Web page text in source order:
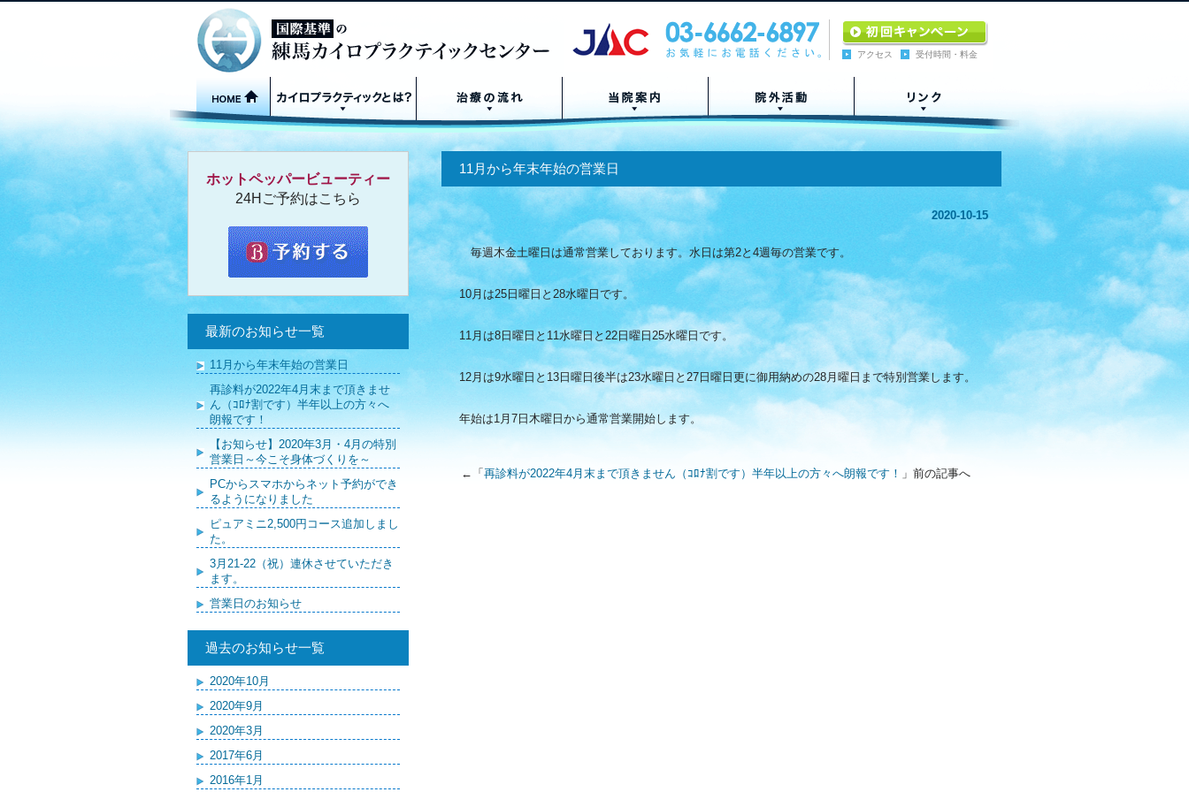
アクセス 受付時間・料金
11月から年末年始の営業日
2020-10-15
毎週木金土曜日は通常営業しております。水日は第2と4週毎の営業です。
10月は25日曜日と28水曜日です。
11月は8日曜日と11水曜日と22日曜日25水曜日です。
12月は9水曜日と13日曜日後半は23水曜日と27日曜日更に御用納めの28月曜日まで特別営業します。
年始は1月7日木曜日から通常営業開始します。
←「 再診料が2022年4月末まで頂きません（ｺﾛﾅ割です）半年以上の方々へ朗報です！ 」前の記事へ
ホットペッパービューティー
24Hご予約はこちら
最新のお知らせ一覧
11月から年末年始の営業日
再診料が2022年4月末まで頂きませ
ん（ｺﾛﾅ割です）半年以上の方々へ
朗報です！
【お知らせ】2020年3月・4月の特別
営業日～今こそ身体づくりを～
PCからスマホからネット予約ができ
るようになりました
ピュアミニ2,500円コース追加しまし
た。
3月21-22（祝）連休させていただき
ます。
営業日のお知らせ
過去のお知らせ一覧
2020年10月
2020年9月
2020年3月
2017年6月
2016年1月